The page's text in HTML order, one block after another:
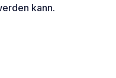
kann.